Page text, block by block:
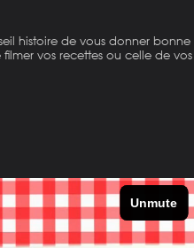
histoire de vous donner
vos recettes ou celle de